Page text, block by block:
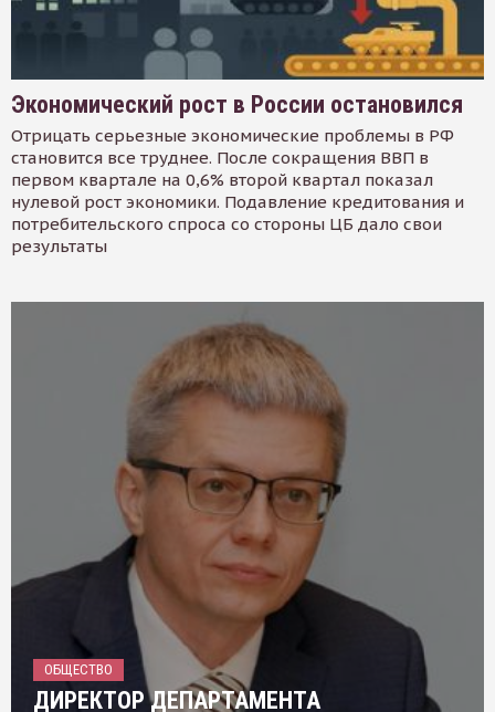
Экономический рост в России остановился
Отрицать серьезные экономические проблемы в РФ
становится все труднее. После сокращения ВВП в
первом квартале на 0,6% второй квартал показал
нулевой рост экономики. Подавление кредитования и
потребительского спроса со стороны ЦБ дало свои
результаты
ОБЩЕСТВО
ДИРЕКТОР ДЕПАРТАМЕНТА